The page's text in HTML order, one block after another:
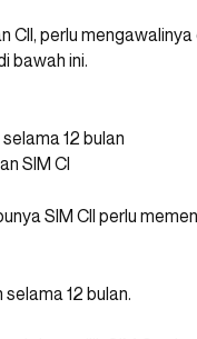
CII, perlu
bawah ini.
12 bulan
SIM CI
SIM CII perlu
12 bulan.